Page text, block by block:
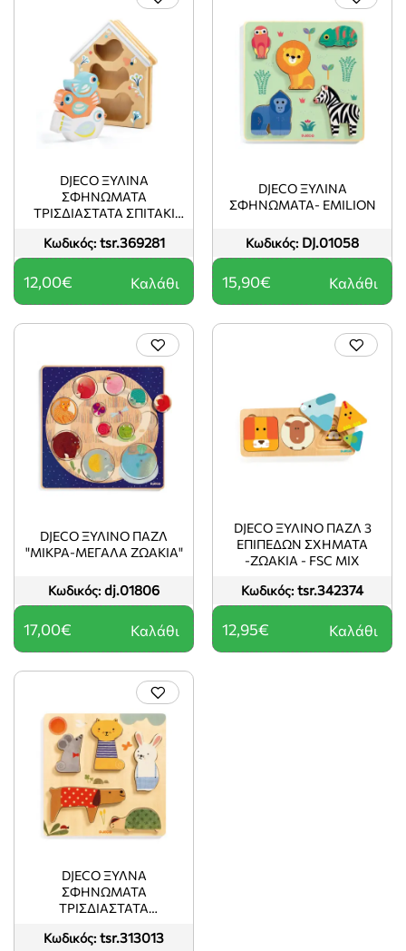
Κωδικός: tsr.369281
DJECO ΞΎΛΙΝΑ
ΣΦΗΝΏΜΑΤΑ
ΤΡΙΣΔΙΆΣΤΑΤΑ ΣΠΙΤΆΚΙ
12,00€ Καλάθι
Κωδικός: DJ.01058
DJECO ΞΥΛΙΝΑ
ΣΦΗΝΩΜΑΤΑ- EMILION
15,90€ Καλάθι
Κωδικός: dj.01806
DJECO ΞΥΛΙΝΟ ΠΑΖΛ
"ΜΙΚΡΑ-ΜΕΓΑΛΑ ΖΩΑΚΙΑ"
17,00€ Καλάθι
Κωδικός: tsr.342374
DJECO ΞΎΛΙΝΟ ΠΑΖΛ 3
ΕΠΙΠΈΔΩΝ ΣΧΉΜΑΤΑ
-ΖΩΆΚΙΑ - FSC MIX
12,95€ Καλάθι
Κωδικός: tsr.313013
DJECO ΞΎΛΝΑ
ΣΦΗΝΏΜΑΤΑ
ΤΡΙΣΔΙΆΣΤΑΤΑ